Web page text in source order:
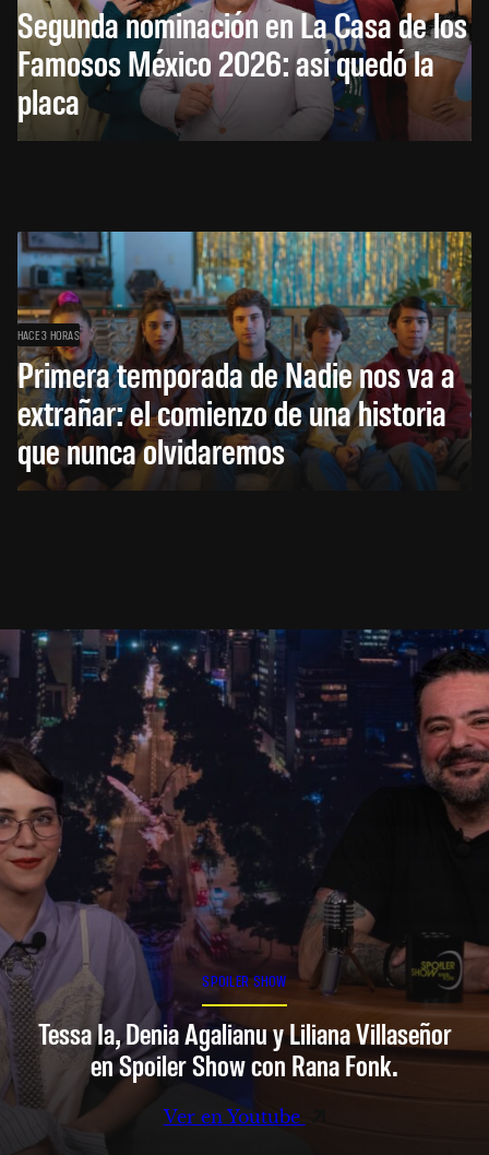
Segunda nominación en La Casa de los
Famosos México 2026: así quedó la
placa
HACE 3 HORAS
Primera temporada de Nadie nos va a
extrañar: el comienzo de una historia
que nunca olvidaremos
SPOILER SHOW
Tessa Ia, Denia Agalianu y Liliana Villaseñor
en Spoiler Show con Rana Fonk.
Ver en Youtube